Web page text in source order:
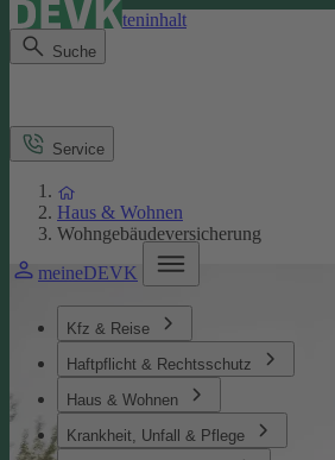
Direkt zum Seiteninhalt
Suche
meineDEVK
Kfz & Reise
Haftpflicht & Rechtsschutz
Haus & Wohnen
Krankheit, Unfall & Pflege
Service
Haus & Wohnen
Wohngebäudeversicherung